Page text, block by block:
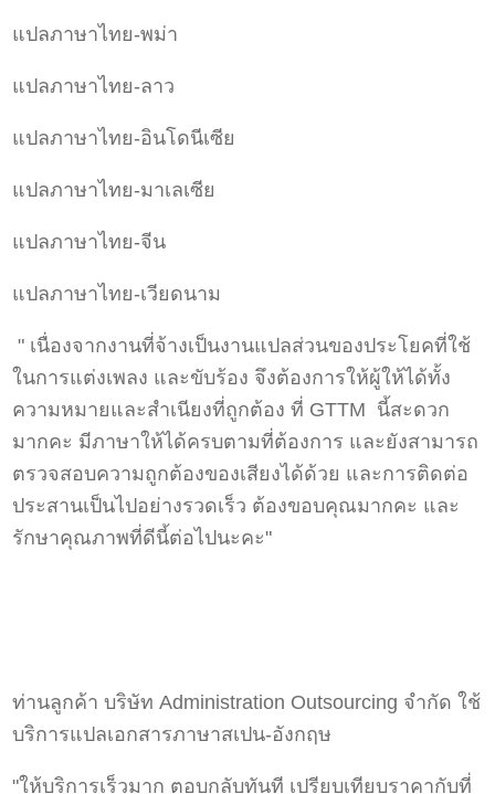
แปลภาษาไทย-พม่า
แปลภาษาไทย-ลาว
แปลภาษาไทย-อินโดนีเซีย
แปลภาษาไทย-มาเลเซีย
แปลภาษาไทย-จีน
แปลภาษาไทย-เวียดนาม
" เนื่องจากงานที่จ้างเป็นงานแปลส่วนของประโยคที่ใช้
ในการแต่งเพลง และขับร้อง จึงต้องการให้ผู้ให้ได้ทั้ง
ความหมายและสำเนียงที่ถูกต้อง ที่ GTTM นี้สะดวก
มากคะ มีภาษาให้ได้ครบตามที่ต้องการ และยังสามารถ
ตรวจสอบความถูกต้องของเสียงได้ด้วย และการติดต่อ
ประสานเป็นไปอย่างรวดเร็ว ต้องขอบคุณมากคะ และ
รักษาคุณภาพที่ดีนี้ต่อไปนะคะ"
ท่านลูกค้า บริษัท Administration Outsourcing จำกัด ใช้
บริการแปลเอกสารภาษาสเปน-อังกฤษ
"ให้บริการเร็วมาก ตอบกลับทันที เปรียบเทียบราคากับที่